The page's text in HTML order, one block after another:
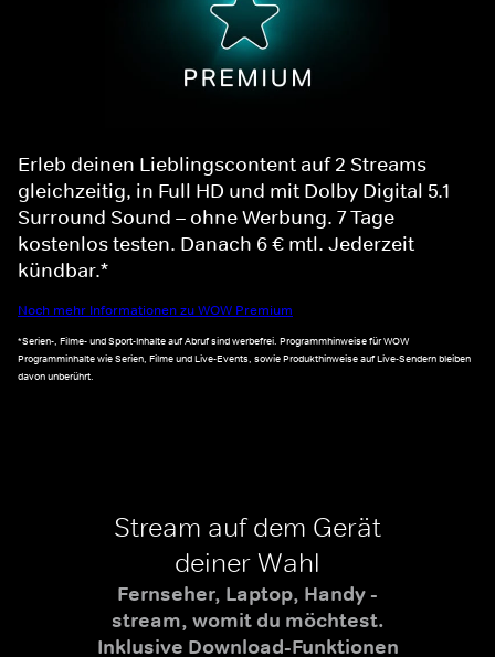
Erleb deinen Lieblingscontent auf 2 Streams
gleichzeitig, in Full HD und mit Dolby Digital 5.1
Surround Sound – ohne Werbung. 7 Tage
kostenlos testen. Danach 6 € mtl. Jederzeit
kündbar.*
Noch mehr Informationen zu WOW Premium
*Serien-, Filme- und Sport-Inhalte auf Abruf sind werbefrei. Programmhinweise für WOW
Programminhalte wie Serien, Filme und Live-Events, sowie Produkthinweise auf Live-Sendern bleiben
davon unberührt.
Stream auf dem Gerät
deiner Wahl
Fernseher, Laptop, Handy -
stream, womit du möchtest.
Inklusive Download-Funktionen